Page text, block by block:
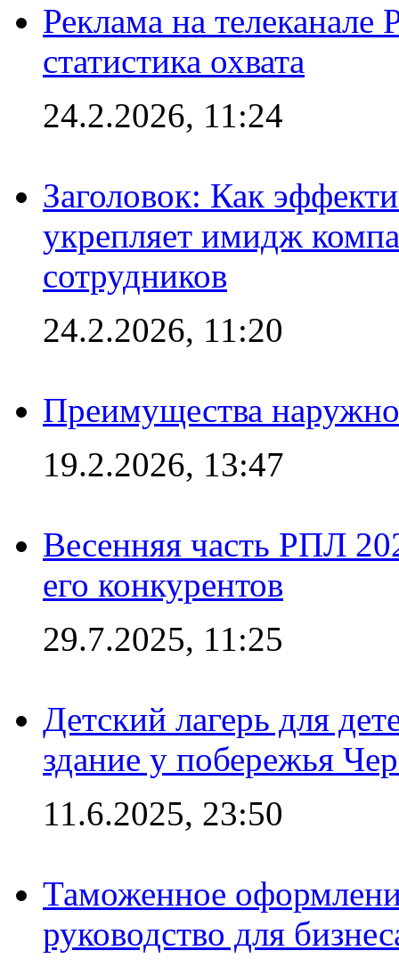
Реклама на
статистика охвата
24.2.2026, 11:24
Заголовок: Как
укрепляет имидж
сотрудников
24.2.2026, 11:20
Преимущества
19.2.2026, 13:47
Весенняя часть РПЛ
его конкурентов
29.7.2025, 11:25
Детский лагерь для
здание у побережья
11.6.2025, 23:50
Таможенное
руководство для